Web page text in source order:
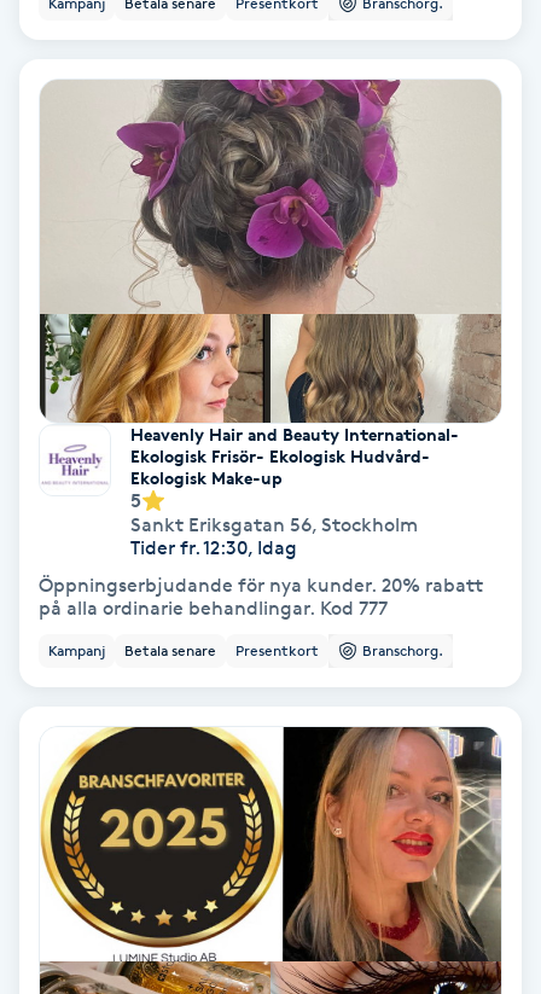
Bambumassage
Barber
Barnklippning
BIAB
Bottenfärg
Brynformning
Brynfärgning
Brynplockning
Bröllopsuppsättning
Celluliter
Heavenly Hair and Beauty International-
Ekologisk Frisör- Ekologisk Hudvård-
Ekologisk Make-up
5
Sankt Eriksgatan 56, Stockholm
Tider fr. 12:30, Idag
Öppningserbjudande för nya kunder. 20% rabatt
på alla ordinarie behandlingar. Kod 777
Kampanj Betala senare Presentkort Branschorg.